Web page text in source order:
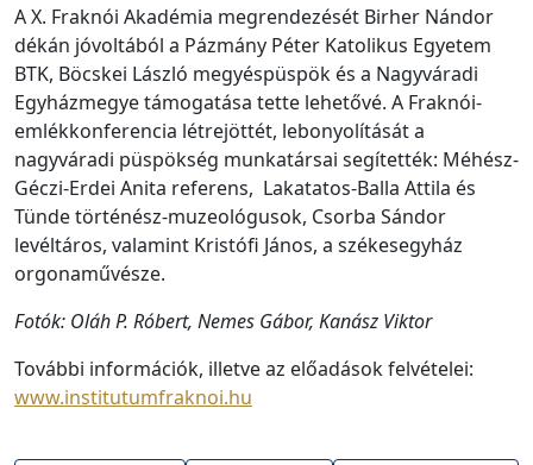
A X. Fraknói Akadémia megrendezését Birher Nándor
dékán jóvoltából a Pázmány Péter Katolikus Egyetem
BTK, Böcskei László megyéspüspök és a Nagyváradi
Egyházmegye támogatása tette lehetővé. A Fraknói-
emlékkonferencia létrejöttét, lebonyolítását a
nagyváradi püspökség munkatársai segítették: Méhész-
Géczi-Erdei Anita referens, Lakatatos-Balla Attila és
Tünde történész-muzeológusok, Csorba Sándor
levéltáros, valamint Kristófi János, a székesegyház
orgonaművésze.
Fotók: Oláh P. Róbert, Nemes Gábor, Kanász Viktor
További információk, illetve az előadások felvételei:
www.institutumfraknoi.hu